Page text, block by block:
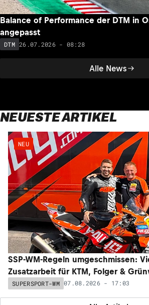
Alle News
Balance of Performance der DTM in
angepasst
DTM 26.07.2026 - 08:28
NEUESTE ARTIKEL
NEU
SSP-WM-Regeln umgeschmissen:
Zusatzarbeit für KTM, Folger &
SUPERSPORT-WM 07.08.2026 - 17:03